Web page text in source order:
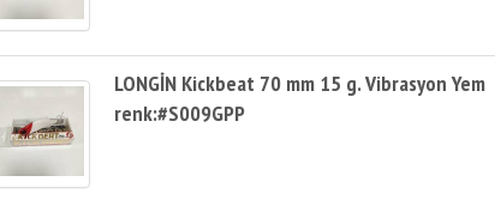
LONGİN Kickbeat 70 mm 15 g. Vibrasyon Yem
renk:#S009GPP